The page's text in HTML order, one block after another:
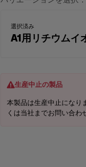
選択済み
A1用リチウムイ
生産中止の製品
本製品は生産中止になり
くは当社までお問い合わ